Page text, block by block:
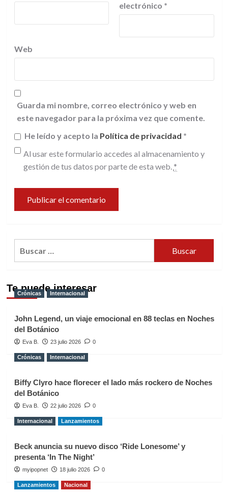
electrónico *
Web
Guarda mi nombre, correo electrónico y web en
este navegador para la próxima vez que comente.
He leído y acepto la Política de privacidad *
Al usar este formulario accedes al almacenamiento y
gestión de tus datos por parte de esta web. *
Te puede interesar
Crónicas Internacional
John Legend, un viaje emocional en 88 teclas en Noches
del Botánico
Eva B. 23 julio 2026 0
Crónicas Internacional
Biffy Clyro hace florecer el lado más rockero de Noches
del Botánico
Eva B. 22 julio 2026 0
Internacional Lanzamientos
Beck anuncia su nuevo disco ‘Ride Lonesome’ y
presenta ‘In The Night’
myipopnet 18 julio 2026 0
Lanzamientos Nacional